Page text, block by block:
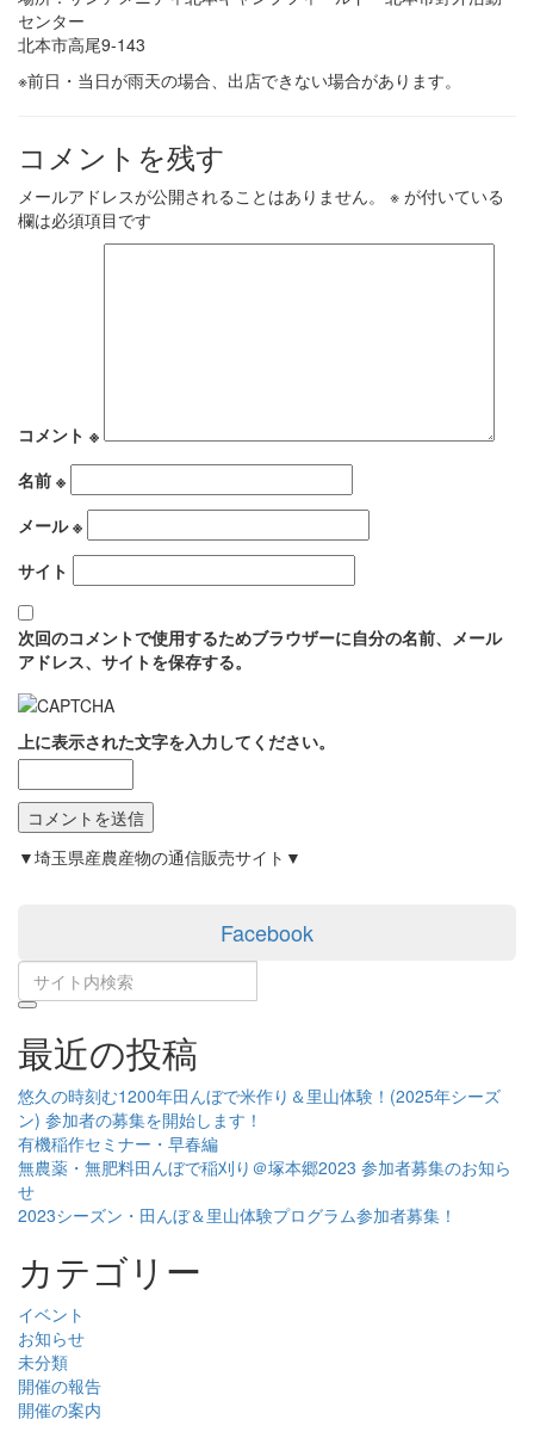
センター
北本市高尾9-143
※前日・当日が雨天の場合、出店できない場合があります。
コメントを残す
メールアドレスが公開されることはありません。 ※ が付いている
欄は必須項目です
コメント ※
名前 ※
メール※
サイト
次回のコメントで使用するためブラウザーに自分の名前、メール
アドレス、サイトを保存する。
上に表示された文字を入力してください。
▼埼玉県産農産物の通信販売サイト▼
Facebook
最近の投稿
悠久の時刻む1200年田んぼで米作り＆里山体験！(2025年シーズ
ン) 参加者の募集を開始します！
有機稲作セミナー・早春編
無農薬・無肥料田んぼで稲刈り＠塚本郷2023 参加者募集のお知ら
せ
2023シーズン・田んぼ＆里山体験プログラム参加者募集！
カテゴリー
イベント
お知らせ
未分類
開催の報告
開催の案内